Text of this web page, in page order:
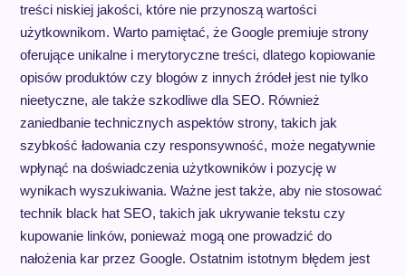
treści niskiej jakości, które nie przynoszą wartości
użytkownikom. Warto pamiętać, że Google premiuje strony
oferujące unikalne i merytoryczne treści, dlatego kopiowanie
opisów produktów czy blogów z innych źródeł jest nie tylko
nieetyczne, ale także szkodliwe dla SEO. Również
zaniedbanie technicznych aspektów strony, takich jak
szybkość ładowania czy responsywność, może negatywnie
wpłynąć na doświadczenia użytkowników i pozycję w
wynikach wyszukiwania. Ważne jest także, aby nie stosować
technik black hat SEO, takich jak ukrywanie tekstu czy
kupowanie linków, ponieważ mogą one prowadzić do
nałożenia kar przez Google. Ostatnim istotnym błędem jest